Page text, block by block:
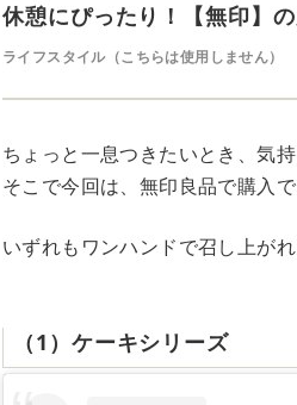
休憩にぴったり！【無印】
ライフスタイル（こちらは使用しません）
ちょっと一息つきたいとき、気
そこで今回は、無印良品で購入
いずれもワンハンドで召し上が
（1）ケーキシリーズ